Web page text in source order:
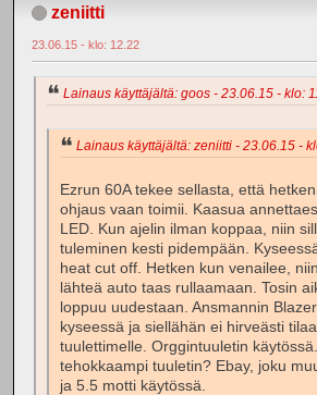
zeniitti
23.06.15 - klo: 12.22
Lainaus käyttäjältä: goos - 23.06.15 - klo:
Lainaus käyttäjältä: zeniitti - 23.06.15 -
Ezrun 60A tekee sellasta, että
ohjaus vaan toimii. Kaasua
LED. Kun ajelin ilman koppaa, niin
tuleminen kesti pidempään.
heat cut off. Hetken kun venailee,
lähteä auto taas rullaamaan. Tosin
loppuu uudestaan. Ansmannin
kyseessä ja siellähän ei hirveästi
tuulettimelle. Orggintuuletin
tehokkaampi tuuletin? Ebay, joku
ja 5.5 motti käytössä.